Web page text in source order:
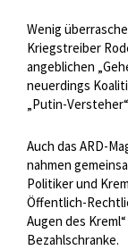
Wenig
Kriegstreiber
angeblichen
neuerdings
„Putin-
Auch das ARD-
nahmen
Politiker und
Öffentlich-
Augen des
Bezahlschranke.